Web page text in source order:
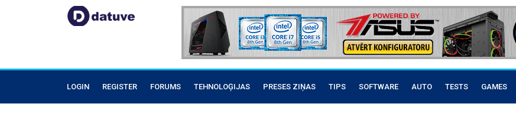
LOGIN REGISTER FORUMS TEHNOLOĢIJAS PRESES ZIŅAS TIPS SOFTWARE AUTO TESTS GAMES